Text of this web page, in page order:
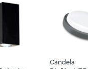
Candela